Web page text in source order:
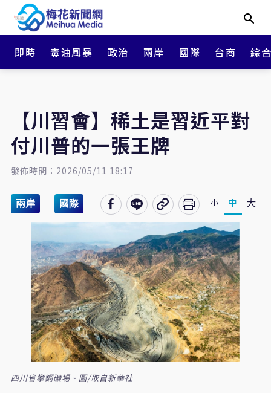
即時 毒油風暴 政治 兩岸 國際 台商 綜
【川習會】稀土是習近平對
付川普的一張王牌
發佈時間：2026/05/11 18:17
兩岸 國際 小 中 大
四川省攀鋼礦場。圖/取自新華社